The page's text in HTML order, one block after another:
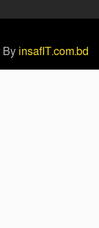
By insafIT.com.bd